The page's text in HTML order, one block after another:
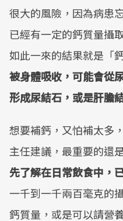
很大的風險，因為病患
已經有一定的鈣質量攝
如此一來的結果就是「
被身體吸收，可能會從
形成尿結石，或是肝膽
想要補鈣，又怕補太多
主任建議，最重要的還
先了解在日常飲食中，
一千到一千兩百毫克的
鈣質量，或是可以請營